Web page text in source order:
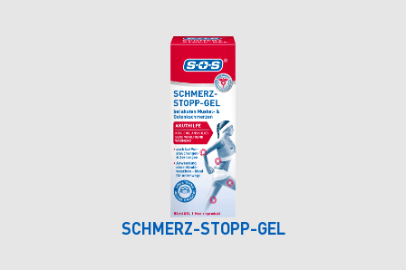
SCHMERZ-STOPP-GEL